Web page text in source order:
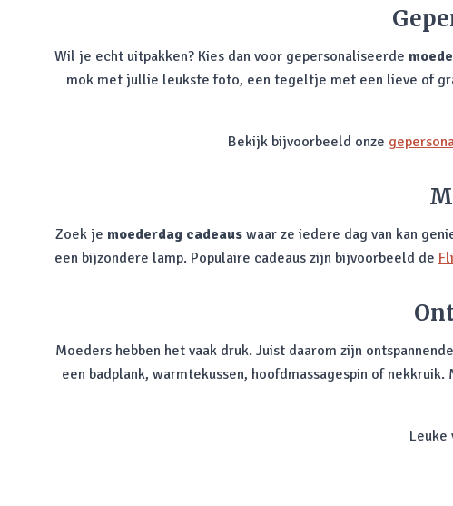
Wil je echt uitpakken? Kies dan voor gepersonaliseerde
mok met jullie leukste foto, een tegeltje met een lieve of
Bekijk bijvoorbeeld onze
Zoek je moederdag cadeaus waar ze iedere dag van kan
een bijzondere lamp. Populaire cadeaus zijn bijvoorbeeld de
Moeders hebben het vaak druk. Juist daarom zijn ontspannende
een badplank, warmtekussen, hoofdmassagespin of
Leuke